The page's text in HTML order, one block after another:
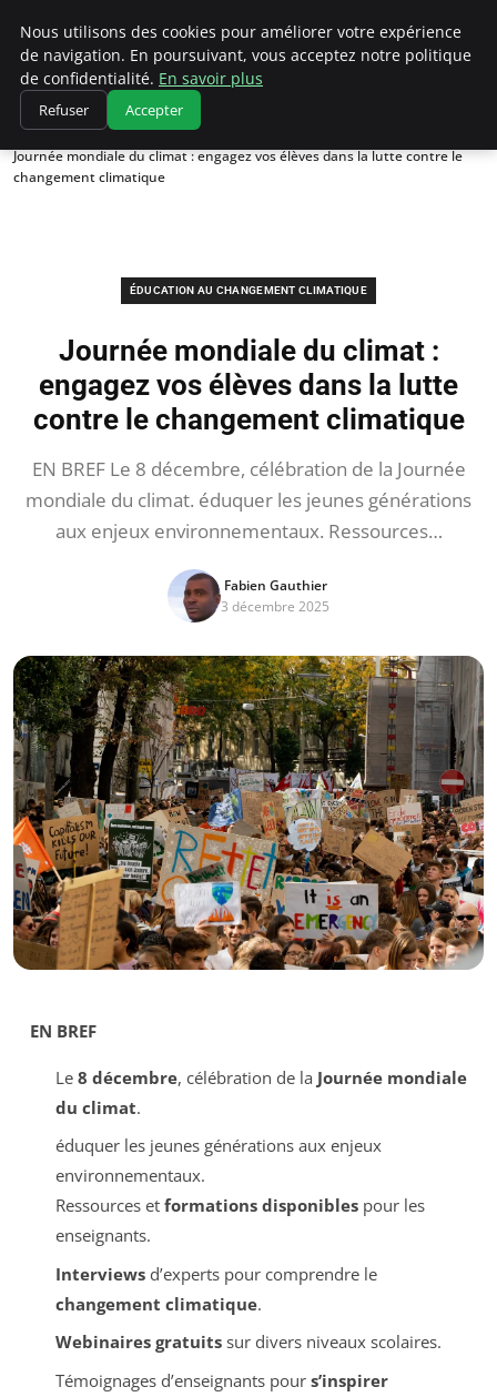
Climatedebtagents
Accueil
Éducation au changement climatique
Journée mondiale du climat : engagez vos élèves dans la lutte contre le
changement climatique
ÉDUCATION AU CHANGEMENT CLIMATIQUE
Journée mondiale du climat :
engagez vos élèves dans la lutte
contre le changement climatique
EN BREF Le 8 décembre, célébration de la Journée
mondiale du climat. éduquer les jeunes générations
aux enjeux environnementaux. Ressources…
Fabien Gauthier
3 décembre 2025
EN BREF
Le 8 décembre, célébration de la Journée mondiale
du climat.
éduquer les jeunes générations aux enjeux
environnementaux.
Ressources et formations disponiblespour les
enseignants.
Interviewsd’experts pour comprendre le
changement climatique.
Webinaires gratuitssur divers niveaux scolaires.
Témoignages d’enseignants pour s’inspirer
Nous utilisons des cookies pour améliorer votre expérience
de navigation. En poursuivant, vous acceptez notre politique
de confidentialité. En savoir plus
Refuser Accepter